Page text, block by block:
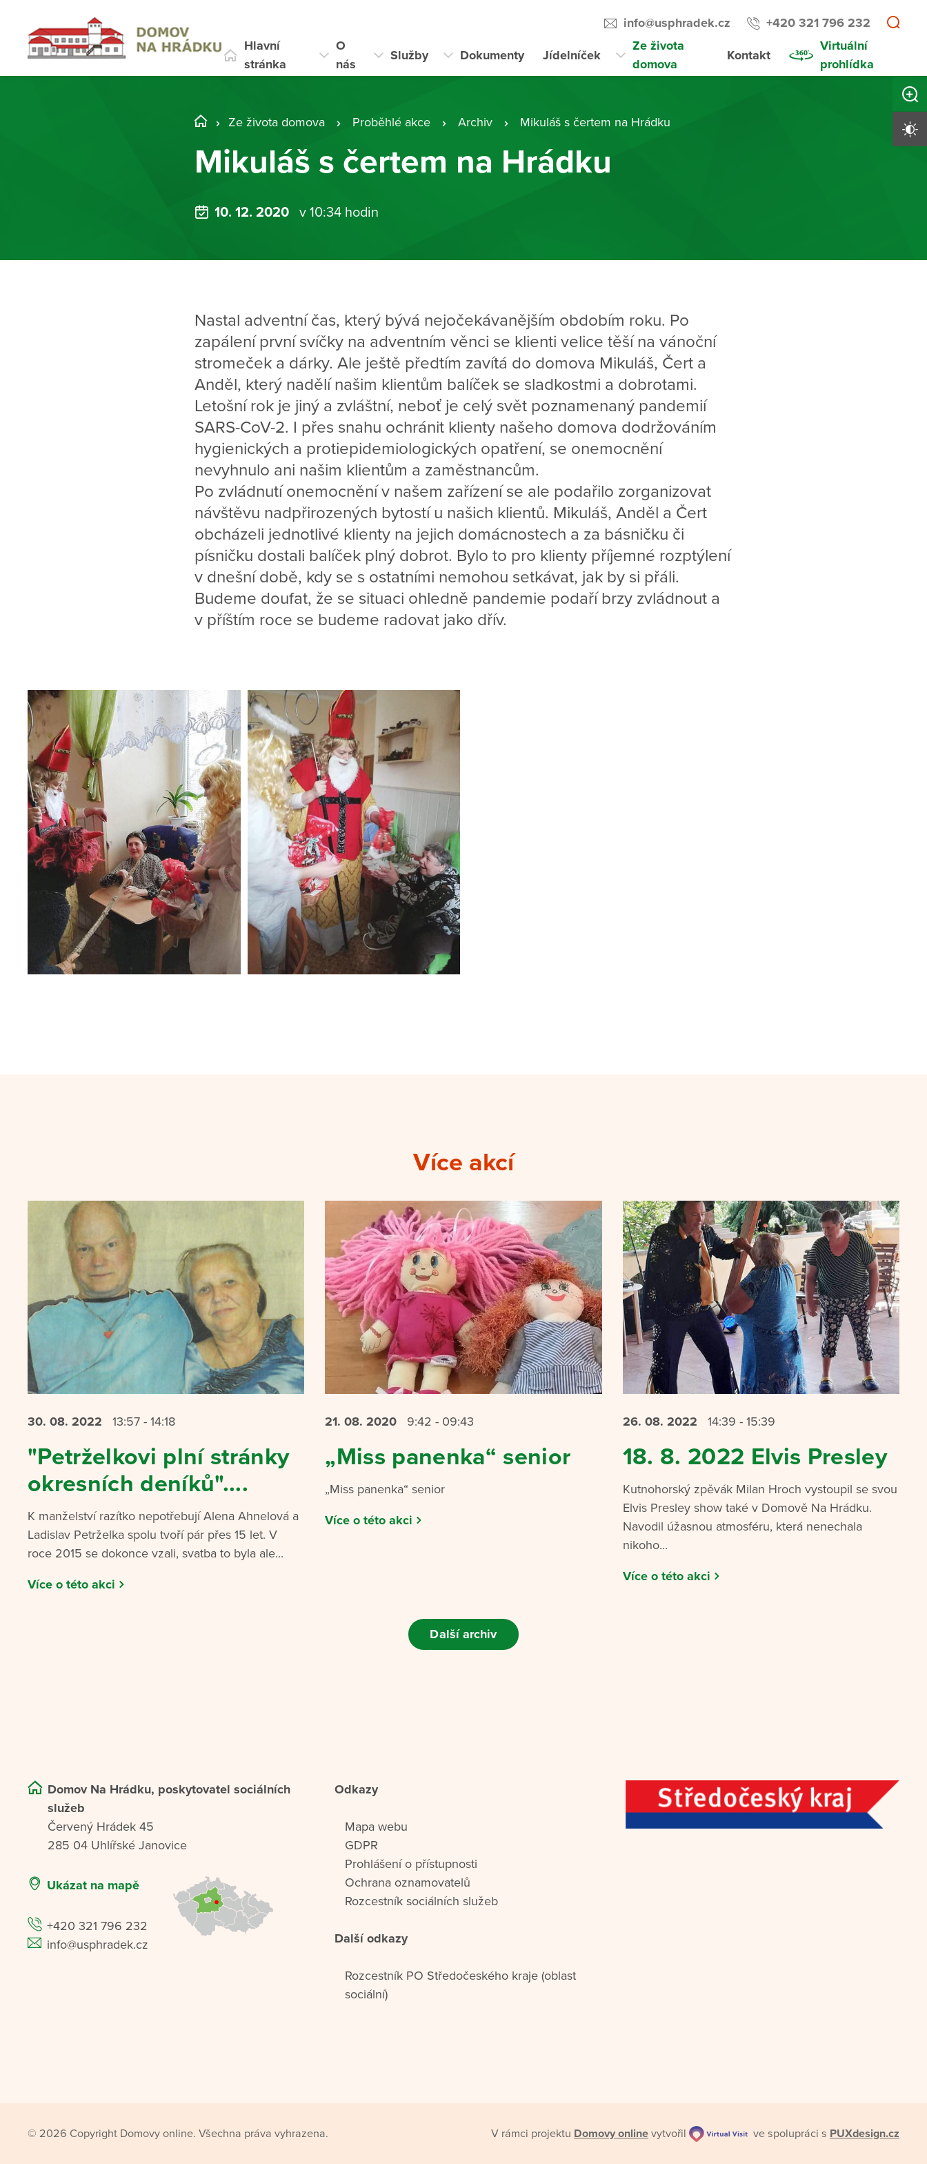
info@usphradek.cz
+420 321 796 232
Hlavní
stránka
O
nás
Služby Dokumenty Jídelníček
Ze života
domova
Kontakt
Virtuální
prohlídka
Ze života domova Proběhlé akce Archiv Mikuláš s čertem na Hrádku
Mikuláš s čertem na Hrádku
10. 12. 2020 v 10:34 hodin
Nastal adventní čas, který bývá nejočekávanějším obdobím roku. Po
zapálení první svíčky na adventním věnci se klienti velice těší na vánoční
stromeček a dárky. Ale ještě předtím zavítá do domova Mikuláš, Čert a
Anděl, který nadělí našim klientům balíček se sladkostmi a dobrotami.
Letošní rok je jiný a zvláštní, neboť je celý svět poznamenaný pandemií
SARS-CoV-2. I přes snahu ochránit klienty našeho domova dodržováním
hygienických a protiepidemiologických opatření, se onemocnění
nevyhnulo ani našim klientům a zaměstnancům.
Po zvládnutí onemocnění v našem zařízení se ale podařilo zorganizovat
návštěvu nadpřirozených bytostí u našich klientů. Mikuláš, Anděl a Čert
obcházeli jednotlivé klienty na jejich domácnostech a za básničku či
písničku dostali balíček plný dobrot. Bylo to pro klienty příjemné rozptýlení
v dnešní době, kdy se s ostatními nemohou setkávat, jak by si přáli.
Budeme doufat, že se situaci ohledně pandemie podaří brzy zvládnout a
v příštím roce se budeme radovat jako dřív.
Více akcí
30. 08. 2022 13:57 - 14:18
"Petrželkovi plní stránky
okresních deníků"....
K manželství razítko nepotřebují Alena Ahnelová a
Ladislav Petrželka spolu tvoří pár přes 15 let. V
roce 2015 se dokonce vzali, svatba to byla ale...
Více o této akci
21. 08.2020 9:42 - 09:43
„Miss panenka“ senior
„Miss panenka“ senior
Více o této akci
26. 08. 2022 14:39 - 15:39
18. 8. 2022 Elvis Presley
Kutnohorský zpěvák Milan Hroch vystoupil se svou
Elvis Presley show také v Domově Na Hrádku.
Navodil úžasnou atmosféru, která nenechala
nikoho...
Více o této akci
Další archiv
Domov Na Hrádku, poskytovatel sociálních
služeb
Červený Hrádek 45
285 04 Uhlířské Janovice
Ukázat na mapě
+420 321 796 232
info@usphradek.cz
Odkazy
Mapa webu
GDPR
Prohlášení o přístupnosti
Ochrana oznamovatelů
Rozcestník sociálních služeb
Další odkazy
Rozcestník PO Středočeského kraje (oblast
sociální)
© 2026 Copyright Domovy online. Všechna práva vyhrazena. V rámci projektu Domovy online vytvořil ve spolupráci s PUXdesign.cz